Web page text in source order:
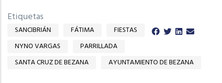
Etiquetas
SANCIBRIÁN FÁTIMA
FIESTAS
NYNO VARGAS
PARRILLADA
SANTA CRUZ DE BEZANA
AYUNTAMIENTO DE BEZANA